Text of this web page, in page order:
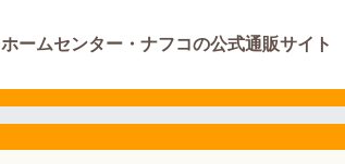
ホームセンター・ナフコの公式通販サイト